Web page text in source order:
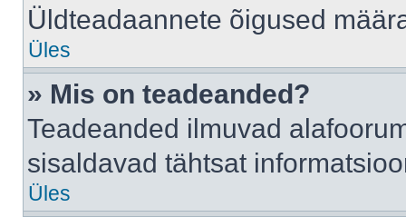
Üldteadaannete õigused
Üles
» Mis on teadeanded?
Teadeanded ilmuvad
sisaldavad tähtsat
Üles